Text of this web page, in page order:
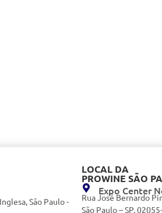
São Paulo -
LOCAL DA
PROWINE SÃO
Expo Center
Rua José Bernardo
São Paulo – SP,